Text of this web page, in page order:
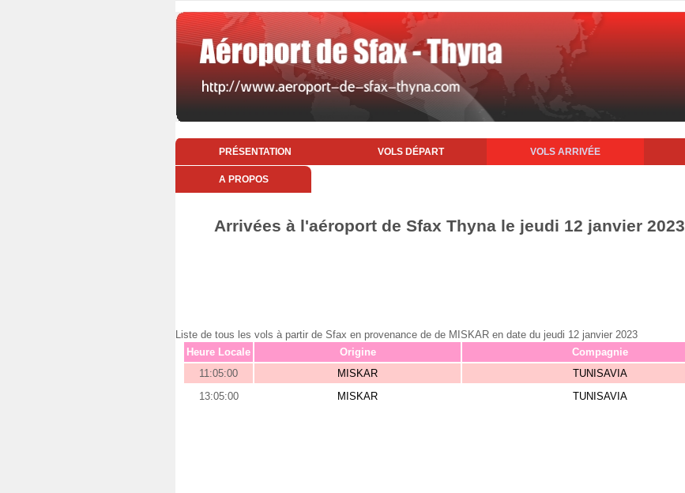
PRÉSENTATION VOLS DÉPART VOLS ARRIVÉE
A PROPOS
Arrivées à l'aéroport de Sfax Thyna le jeudi 12 janvier 2023
Liste de tous les vols à partir de Sfax en provenance de de MISKAR en date du jeudi 12 janvier 2023
Heure Locale
Origine Compagnie
11:05:00
MISKAR TUNISAVIA
13:05:00
MISKAR TUNISAVIA